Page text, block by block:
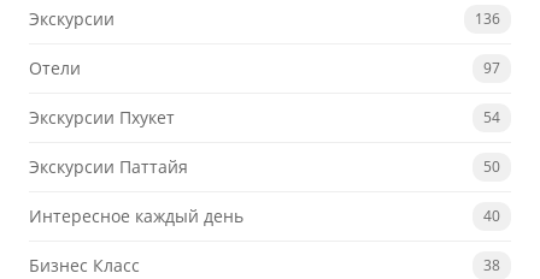
Экскурсии 136
Отели 97
Экскурсии Пхукет 54
Экскурсии Паттайя 50
Интересное каждый день 40
Бизнес Класс 38